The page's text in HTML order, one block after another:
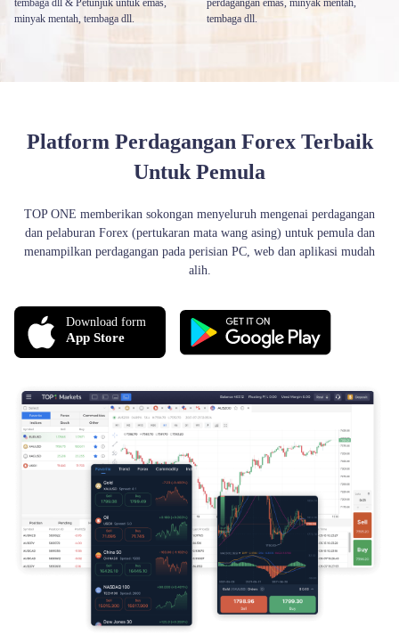
tembaga dll & Petunjuk untuk emas,
minyak mentah, tembaga dll.
perdagangan emas, minyak mentah,
tembaga dll.
Platform Perdagangan Forex Terbaik
Untuk Pemula
TOP ONE memberikan sokongan menyeluruh mengenai perdagangan
dan pelaburan Forex (pertukaran mata wang asing) untuk pemula dan
menampilkan perdagangan pada perisian PC, web dan aplikasi mudah
alih.